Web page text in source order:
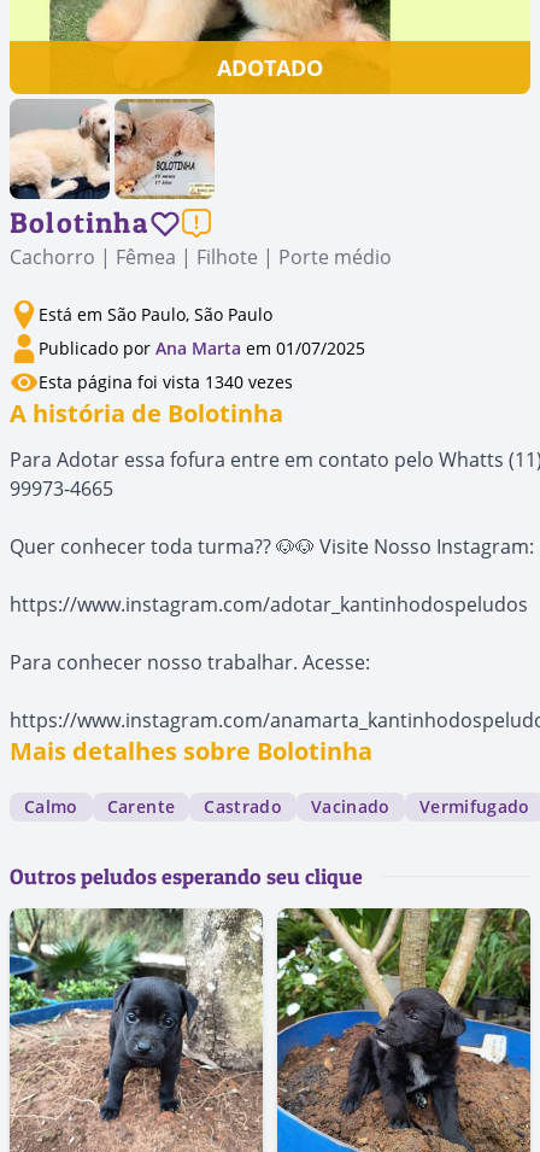
ADOTADO
Bolotinha
Cachorro | Fêmea | Filhote | Porte médio
Está em São Paulo, São Paulo
Publicado por Ana Marta em 01/07/2025
Esta página foi vista 1340 vezes
A história de Bolotinha
Para Adotar essa fofura entre em contato pelo Whatts
99973-4665
Quer conhecer toda turma?? 🐶🐶 Visite Nosso Instagram:
https://www.instagram.com/adotar_kantinhodospeludos
Para conhecer nosso trabalhar. Acesse:
https://www.instagram.com/
Mais detalhes sobre Bolotinha
Calmo Carente Castrado Vacinado Vermifugado
Outros peludos esperando seu clique